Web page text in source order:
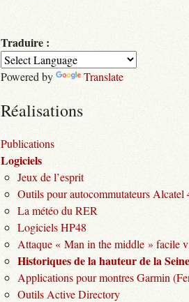
Traduire :
Powered by Translate
Réalisations
Publications
Logiciels
Jeux de l’esprit
Outils pour autocommutateurs Alcatel
La météo du RER
Logiciels HP48
Attaque « Man in the middle » facile
Historiques de la hauteur de la
Applications pour montres Garmin
Outils Active Directory